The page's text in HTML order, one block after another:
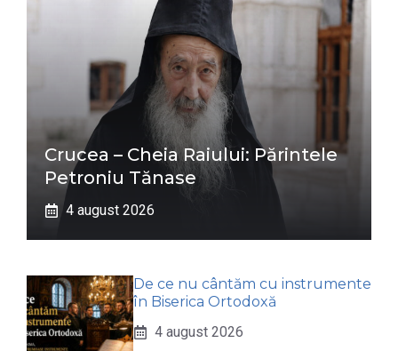
Crucea – Cheia Raiului: Părintele
Petroniu Tănase
4 august 2026
De ce nu cântăm cu instrumente
în Biserica Ortodoxă
4 august 2026